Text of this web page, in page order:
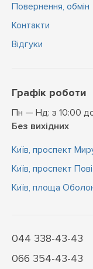
Повернення, обмін
Контакти
Відгуки
Графік роботи
Пн — Нд: з 10:00
Без вихідних
Київ, проспект
Київ, проспект
Київ, площа
044 338-43-43
066 354-43-43